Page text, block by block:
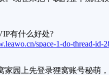
有什么好处?
space-1-do-thread-id-
园上先登录狸窝账号秘萌，